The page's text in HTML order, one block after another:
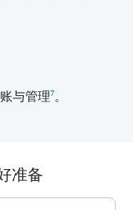
与管理7。
准备